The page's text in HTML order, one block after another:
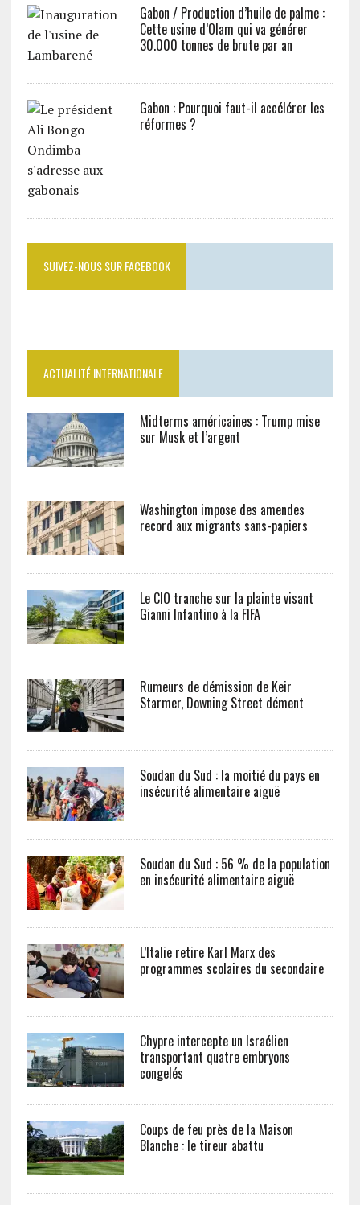
Gabon / Production d’huile de palme :
Cette usine d’Olam qui va générer
30.000 tonnes de brute par an
Gabon : Pourquoi faut-il accélérer les
réformes ?
SUIVEZ-NOUS SUR FACEBOOK
ACTUALITÉ INTERNATIONALE
Midterms américaines : Trump mise
sur Musk et l’argent
Washington impose des amendes
record aux migrants sans-papiers
Le CIO tranche sur la plainte visant
Gianni Infantino à la FIFA
Rumeurs de démission de Keir
Starmer, Downing Street dément
Soudan du Sud : la moitié du pays en
insécurité alimentaire aiguë
Soudan du Sud : 56 % de la population
en insécurité alimentaire aiguë
L’Italie retire Karl Marx des
programmes scolaires du secondaire
Chypre intercepte un Israélien
transportant quatre embryons
congelés
Coups de feu près de la Maison
Blanche : le tireur abattu